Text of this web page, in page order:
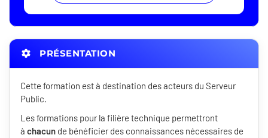
PRÉSENTATION
Cette formation est à destination des acteurs du Serveur
Public.
Les formations pour la filière technique permettront
à chacun de bénéficier des connaissances nécessaires de